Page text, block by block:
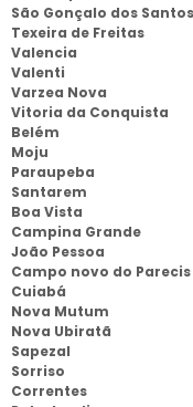
São Gonçalo dos Santos
Texeira de Freitas
Valencia
Valenti
Varzea Nova
Vitoria da Conquista
Belém
Moju
Paraupeba
Santarem
Boa Vista
Campina Grande
João Pessoa
Campo novo do Parecis
Cuiabá
Nova Mutum
Nova Ubiratã
Sapezal
Sorriso
Correntes